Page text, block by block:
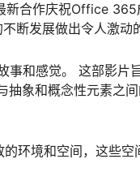
合作庆祝Office 365
断发展做出令人激动
事和感觉。 这部影
抽象和概念性元素之
环境和空间，这些